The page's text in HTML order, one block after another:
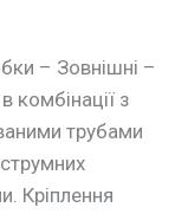
– Зовнішні –
комбінації з
трубами
Кріплення